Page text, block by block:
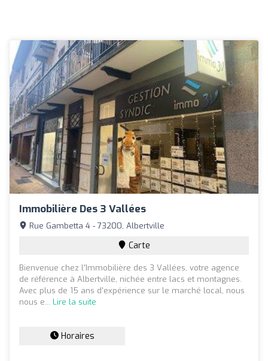
Immobilière Des 3 Vallées
Rue Gambetta 4 - 73200, Albertville
Carte
Bienvenue chez l'Immobilière des 3 Vallées, votre agence
de référence à Albertville, nichée entre lacs et montagnes.
Avec plus de 15 ans d'expérience sur le marché local, nous
nous e... Lire la suite
Horaires